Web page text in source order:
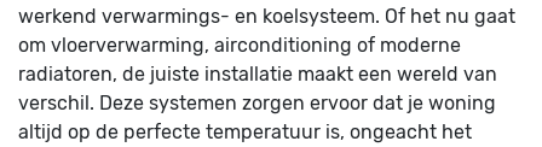
werkend verwarmings- en koelsysteem. Of het nu gaat
om vloerverwarming, airconditioning of moderne
radiatoren, de juiste installatie maakt een wereld van
verschil. Deze systemen zorgen ervoor dat je woning
altijd op de perfecte temperatuur is, ongeacht het